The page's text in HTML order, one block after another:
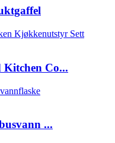
Kitchen Co...
...